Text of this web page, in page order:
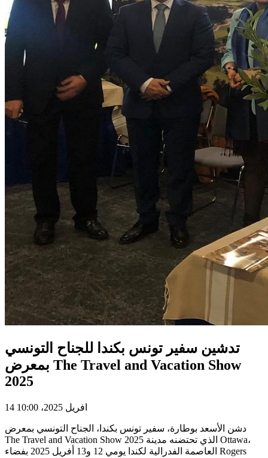
تدشين سفير تونس بكندا للجناح التونسي
بمعرض The Travel and Vacation Show
2025
14 افريل 2025، 10:00
دشن الأسعد بوطارة، سفير تونس بكندا، الجناح التونسي بمعرض
The Travel and Vacation Show 2025 الذي تحتضنه مدينة Ottawa،
العاصمة الفدرالية لكندا يومي 12 و13 أفريل 2025 بفضاء Rogers